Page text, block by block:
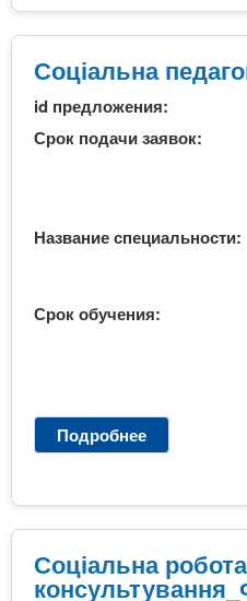
ц
і
а
л
ь
н
д
а
г
Соціальна
id предложения:
Срок подачи заявок:
Название специальности:
Срок обучения:
Подробнее
С
ц
і
а
л
Соціальна